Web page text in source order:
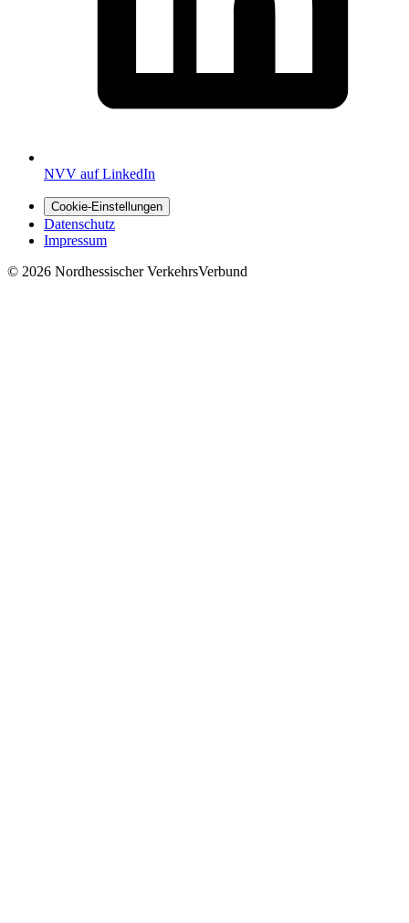
NVV auf LinkedIn
Cookie-Einstellungen
Datenschutz
Impressum
© 2026 Nordhessischer VerkehrsVerbund